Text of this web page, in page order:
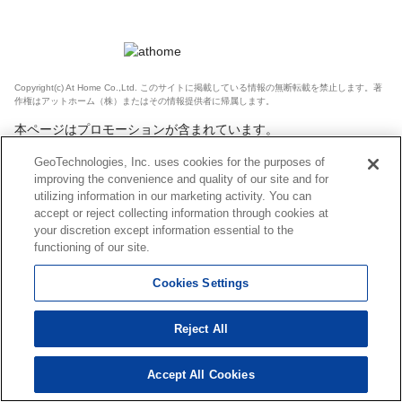
Copyright(c) At Home Co.,Ltd. このサイトに掲載している情報の無断転載を禁止します。著
作権はアットホーム（株）またはその情報提供者に帰属します。
本ページはプロモーションが含まれています。
GeoTechnologies, Inc. uses cookies for the purposes of
improving the convenience and quality of our site and for
utilizing information in our marketing activity. You can
accept or reject collecting information through cookies at
your discretion except information essential to the
functioning of our site.
Cookies Settings
Reject All
Accept All Cookies